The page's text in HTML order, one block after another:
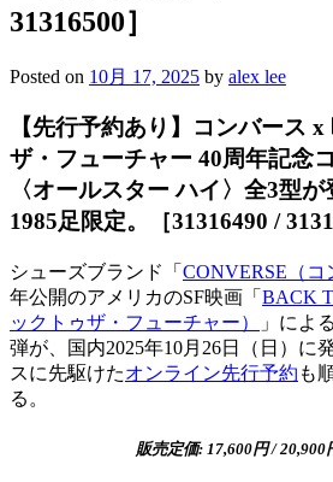
31316500］
Posted on 10月 17, 2025 by alex lee
【先行予約あり】コンバース
ザ・フューチャー 40周年記念
〈オールスター ハイ〉全3型
1985足限定。［31316490 /
シューズブランド「 CONVERSE（コ
年公開のアメリカのSF映画「 BACK
ックトゥザ・フューチャー）
」によ
弾が、国内2025年10月26日（日）に
スに先駆けたオンライン先行予約 も
る。
販売定価: 17,600円 / 20,900